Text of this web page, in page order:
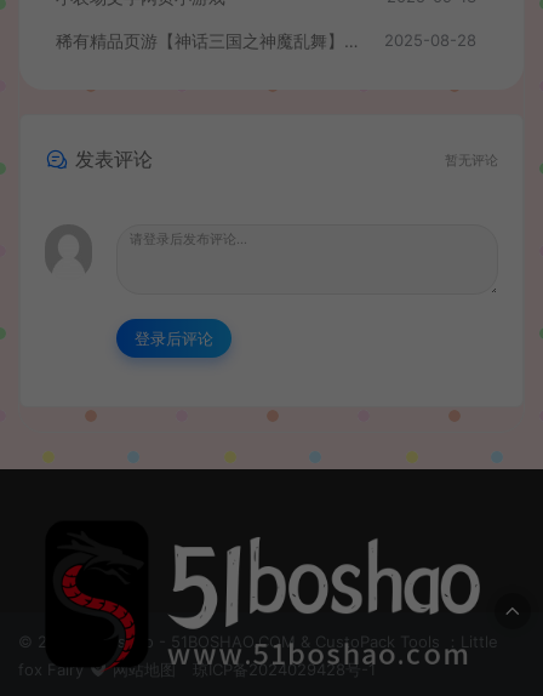
稀有精品页游【神话三国之神魔乱舞】最新整理Win系服务端+货币充值教程+详细外网搭建教程 2025-08-28
发表评论 暂无评论
登录后评论
© 2024 51boshao - 51BOSHAO.COM & CustoPack Tools ：Little
fox Fairy
网站地图 琼ICP备2024029428号-1